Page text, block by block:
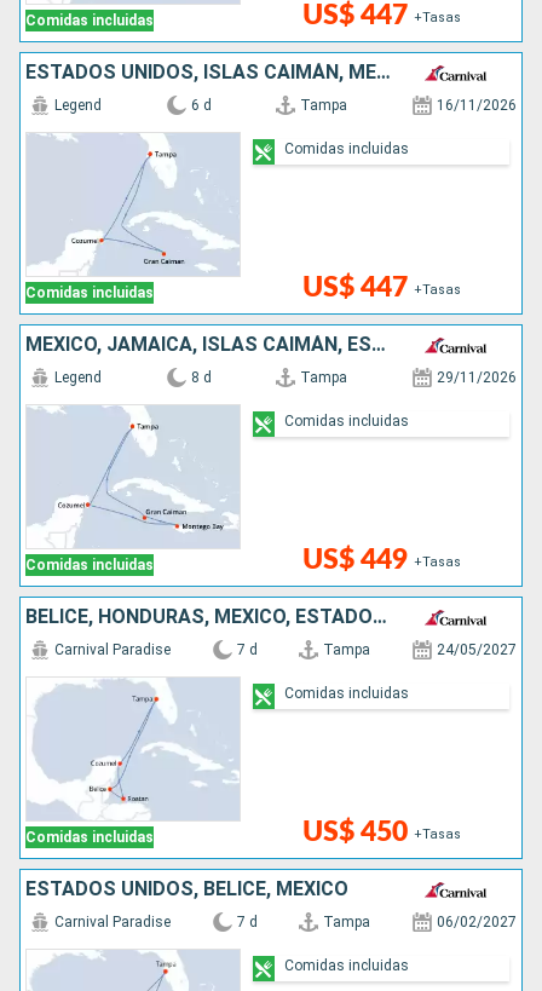
Comidas incluidas US$ 447 +Tasas
ESTADOS UNIDOS, ISLAS CAIMÁN, MÉXICO
Comidas incluidas
Legend 6 d Tampa 16/11/2026
US$ 447 +Tasas
Comidas incluidas
MÉXICO, JAMAICA, ISLAS CAIMÁN, ESTADOS UNIDOS
Comidas incluidas
Legend 8 d Tampa 29/11/2026
US$ 449 +Tasas
Comidas incluidas
BELICE, HONDURAS, MÉXICO, ESTADOS UNIDOS
Comidas incluidas
Carnival Paradise 7 d Tampa 24/05/2027
US$ 450 +Tasas
Comidas incluidas
ESTADOS UNIDOS, BELICE, MÉXICO
Carnival Paradise 7 d Tampa 06/02/2027
Comidas incluidas